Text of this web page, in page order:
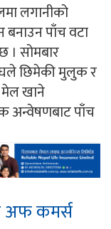
लगानीको
बनाउन पाँच वटा
। सोमबार
छिमेकी मुलुक र
खाने
अन्वेषणबाट पाँच
अफ कमर्स